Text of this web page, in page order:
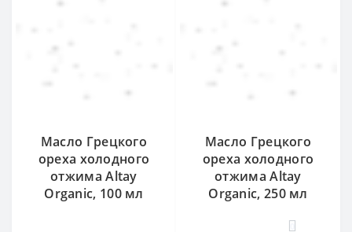
Масло Грецкого
ореха холодного
отжима Altay
Organic, 100 мл
Масло Грецкого
ореха холодного
отжима Altay
Organic, 250 мл